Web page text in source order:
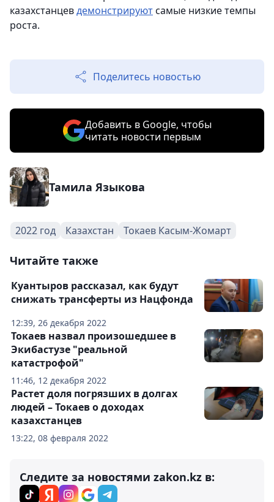
казахстанцевдемонстрируютсамые низкие темпы
роста.
Поделитесь новостью
Добавить в Google, чтобы
читать новости первым
Тамила Языкова
2022 год Казахстан Токаев Касым-Жомарт
Читайте также
12:39, 26 декабря 2022
Куантыров рассказал, как будут
снижать трансферты из Нацфонда
11:46, 12 декабря 2022
Токаев назвал произошедшее в
Экибастузе "реальной
катастрофой"
13:22, 08 февраля 2022
Растет доля погрязших в долгах
людей – Токаев о доходах
казахстанцев
Следите за новостями zakon.kz в: